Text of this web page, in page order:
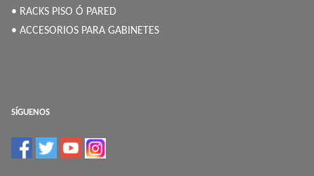
• RACKS PISO Ó PARED
• ACCESORIOS PARA GABINETES
SÍGUENOS